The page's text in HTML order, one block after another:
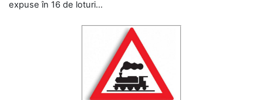
expuse în 16 de loturi...